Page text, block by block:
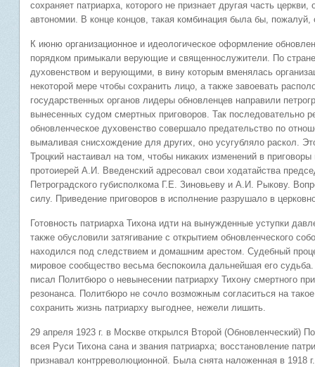
сохраняет патриарха, которого не признает другая часть
автономии. В конце концов, такая комбинация была бы, пожалуй,
К июню организационное и идеологическое оформление
порядком примыкали верующие и священнослужители. По
духовенством и верующими, в вину которым вменялась
некоторой мере чтобы сохранить лицо, а также завоевать
государственных органов лидеры обновленцев направили
вынесенных судом смертных приговоров. Так последовательно
обновленческое духовенство совершало предательство по
вымаливая снисхождение для других, оно усугубляло раскол.
Троцкий настаивал на том, чтобы никаких изменений в
протоиерей А.И. Введенский адресовал свои ходатайства
Петроградского губисполкома Г.Е. Зиновьеву и А.И. Рыкову.
силу. Приведение приговоров в исполнение разрушало в
Готовность патриарха Тихона идти на вынужденные уступки
также обусловили затягивание с открытием обновленческого
находился под следствием и домашним арестом. Судебный
мировое сообщество весьма беспокоила дальнейшая его
писал Политбюро о невынесении патриарху Тихону смертного
резонанса. Политбюро не сочло возможным согласиться на
сохранить жизнь патриарху выгоднее, нежели лишить.
29 апреля 1923 г. в Москве открылся Второй (Обновленческий)
всея Руси Тихона сана и звания патриарха; восстановление
признавал контрреволюционной. Была снята наложенная в 1918